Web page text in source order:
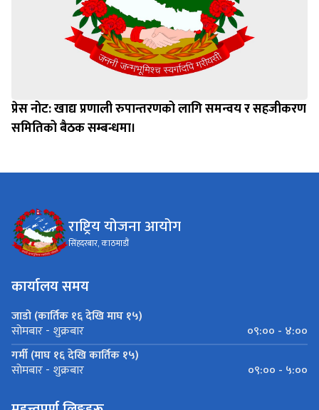
प्रेस नोट: खाद्य प्रणाली रुपान्तरणको लागि समन्वय र सहजीकरण
समितिको बैठक सम्बन्धमा।
राष्ट्रिय योजना आयोग
सिंहदरबार, काठमाडौं
कार्यालय समय
जाडो (कार्तिक १६ देखि माघ १५)
सोमबार - शुक्रबार
०९:०० - ४:००
गर्मी (माघ १६ देखि कार्तिक १५)
सोमबार - शुक्रबार ०९:०० - ५:००